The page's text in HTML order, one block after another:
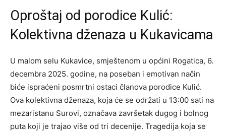
Oproštaj od porodice Kulić:
Kolektivna dženaza u Kukavicama
U malom selu Kukavice, smještenom u općini Rogatica, 6.
decembra 2025. godine, na poseban i emotivan način
biće ispraćeni posmrtni ostaci članova porodice Kulić.
Ova kolektivna dženaza, koja će se održati u 13:00 sati na
mezaristanu Surovi, označava završetak dugog i bolnog
puta koji je trajao više od tri decenije. Tragedija koja se